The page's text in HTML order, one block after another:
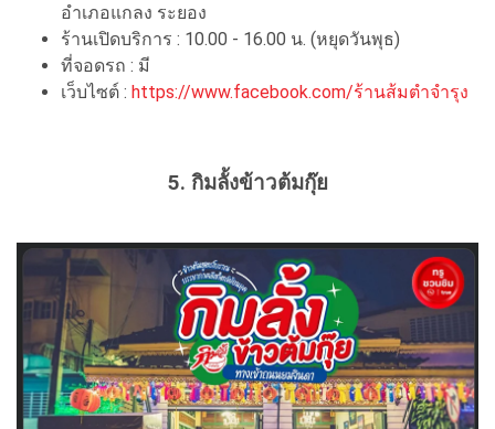
อำเภอแกลง ระยอง
ร้านเปิดบริการ : 10.00 - 16.00 น. (หยุดวันพุธ)
ที่จอดรถ : มี
เว็บไซต์ : https://www.facebook.com/ร้านส้มตำจำรุง
5. กิมลั้งข้าวต้มกุ๊ย